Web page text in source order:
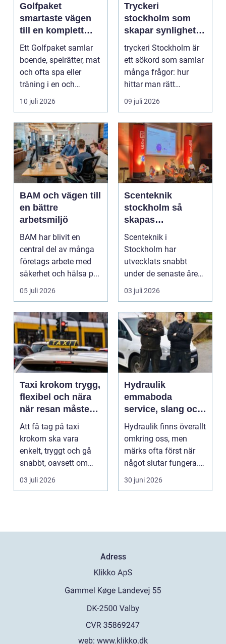
Golfpaket
smartaste vägen
till en komplett
golfupplevelse
Ett Golfpaket samlar
boende, spelrätter, mat
och ofta spa eller
träning i en och
samma bokning. För ...
10 juli 2026
Tryckeri
stockholm som
skapar synlighet
och förtroende
tryckeri Stockholm är
ett sökord som samlar
många frågor: hur
hittar man rätt
leverantör, vad skilje...
09 juli 2026
BAM och vägen till
en bättre
arbetsmiljö
BAM har blivit en
central del av många
företags arbete med
säkerhet och hälsa p...
05 juli 2026
Scenteknik
stockholm så
skapas
minnesvärda
upplevelser på
scen
Scenteknik i
Stockholm har
utvecklats snabbt
under de senaste åren.
Publiken förväntar sig i
dag mer...
03 juli 2026
Taxi krokom trygg,
flexibel och nära
när resan måste
fungera
Att få tag på taxi
krokom ska vara
enkelt, tryggt och gå
snabbt, oavsett om
resan gäller jobbet,
bar...
03 juli 2026
Hydraulik
emmaboda
service, slang och
smarta lösningar
nära till hands
Hydraulik finns överallt
omkring oss, men
märks ofta först när
något slutar fungera.
Maskiner stanna...
30 juni 2026
Adress
web: www.klikko.dk